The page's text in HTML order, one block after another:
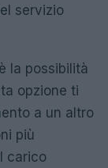
servizio
la possibilità
opzione ti
a un altro
più
carico